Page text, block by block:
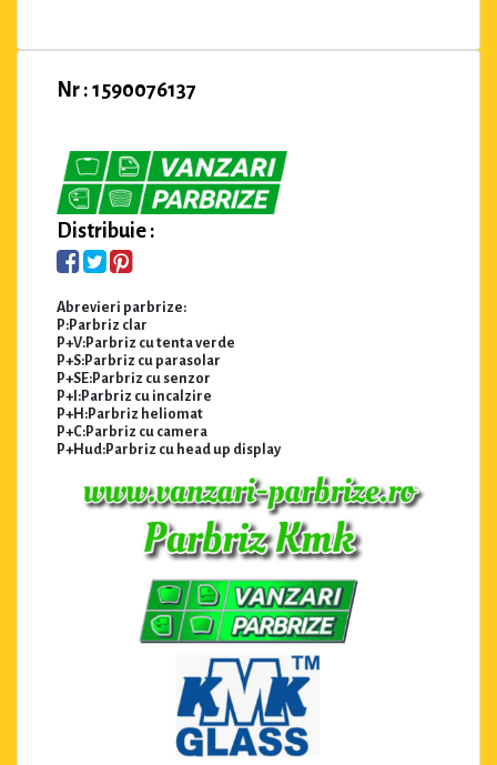
Nr : 1590076137
Distribuie :
Abrevieri parbrize:
P:Parbriz clar
P+V:Parbriz cu tenta verde
P+S:Parbriz cu parasolar
P+SE:Parbriz cu senzor
P+I:Parbriz cu incalzire
P+H:Parbriz heliomat
P+C:Parbriz cu camera
P+Hud:Parbriz cu head up display